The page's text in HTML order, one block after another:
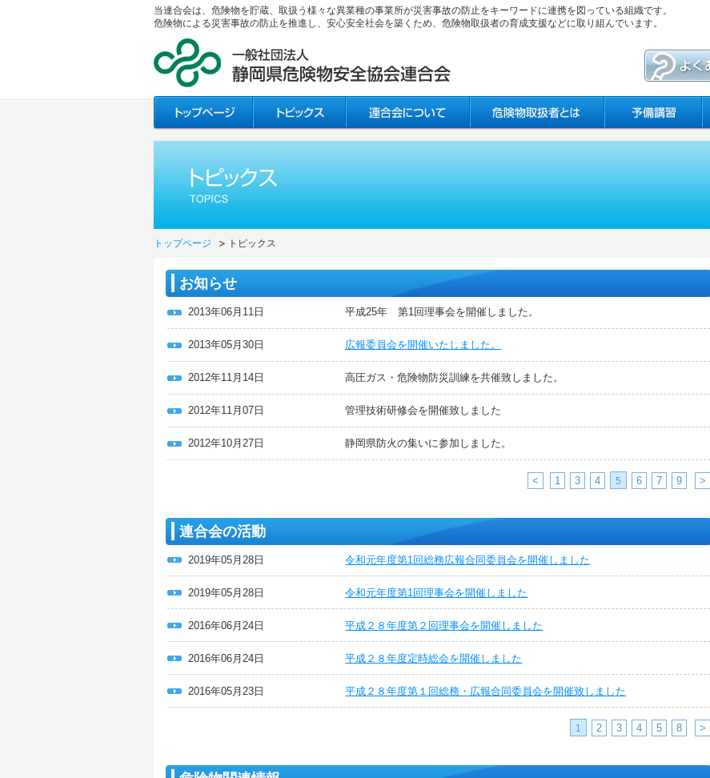
当連合会は、危険物を貯蔵、取扱う様々な異業種の事業所が災害事故の防止をキーワードに連携を図っている組織です。
危険物による災害事故の防止を推進し、安心安全社会を築くため、危険物取扱者の育成支援などに取り組んでいます。
トップページ トピックス
お知らせ
2013年06月11日 平成25年 第1回理事会を開催しました。
2013年05月30日 広報委員会を開催いたしました。
2012年11月14日 高圧ガス・危険物防災訓練を共催致しました。
2012年11月07日 管理技術研修会を開催致しました
2012年10月27日 静岡県防火の集いに参加しました。
< 1 3 4 5 6 7 9 >
連合会の活動
2019年05月28日 令和元年度第1回総務広報合同委員会を開催しました
2019年05月28日 令和元年度第1回理事会を開催しました
2016年06月24日 平成２８年度第２回理事会を開催しました
2016年06月24日 平成２８年度定時総会を開催しました
2016年05月23日 平成２８年度第１回総務・広報合同委員会を開催致しました
1 2 3 4 5 8 >